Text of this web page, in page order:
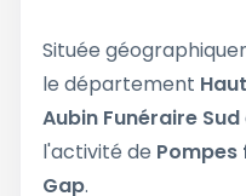
Située
le département
Aubin Funéraire Sud
l'activité de Pompes
Gap.